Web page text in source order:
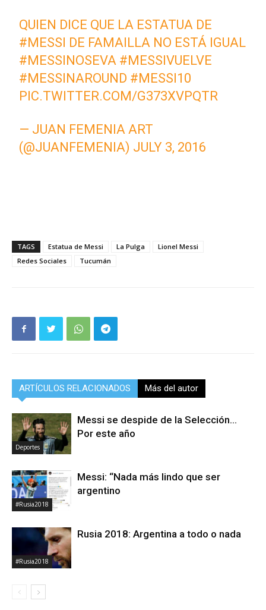
QUIEN DICE QUE LA ESTATUA DE
#MESSI DE FAMAILLA NO ESTÁ IGUAL
#MESSINOSEVA #MESSIVUELVE
#MESSINAROUND #MESSI10
PIC.TWITTER.COM/G373XVPQTR
— JUAN FEMENIA ART
(@JUANFEMENIA) JULY 3, 2016
TAGS Estatua de Messi La Pulga
Lionel Messi
Redes Sociales
Tucumán
ARTÍCULOS RELACIONADOS Más del autor
Deportes
Messi se despide de la Selección…
Por este año
#Rusia2018
Messi: “Nada más lindo que ser
argentino
#Rusia2018
Rusia 2018: Argentina a todo o nada